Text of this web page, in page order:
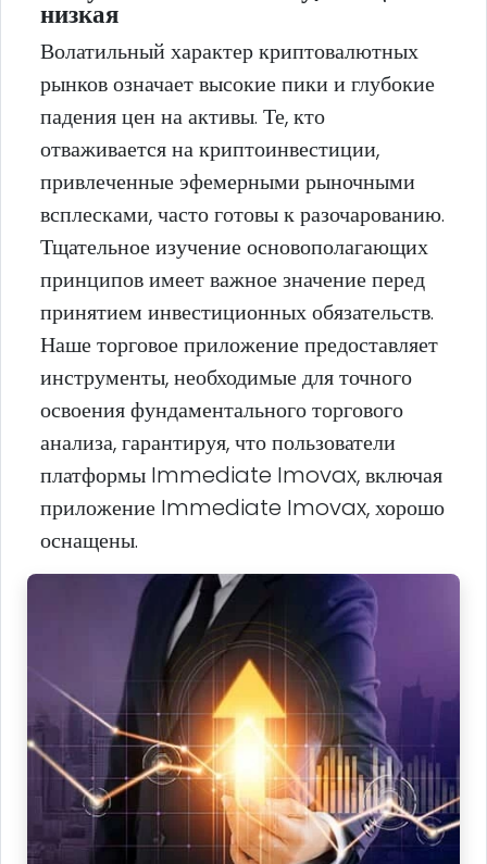
низкая
Волатильный характер криптовалютных
рынков означает высокие пики и глубокие
падения цен на активы. Те, кто
отваживается на криптоинвестиции,
привлеченные эфемерными рыночными
всплесками, часто готовы к разочарованию.
Тщательное изучение основополагающих
принципов имеет важное значение перед
принятием инвестиционных обязательств.
Наше торговое приложение предоставляет
инструменты, необходимые для точного
освоения фундаментального торгового
анализа, гарантируя, что пользователи
платформы Immediate Imovax, включая
приложение Immediate Imovax, хорошо
оснащены.